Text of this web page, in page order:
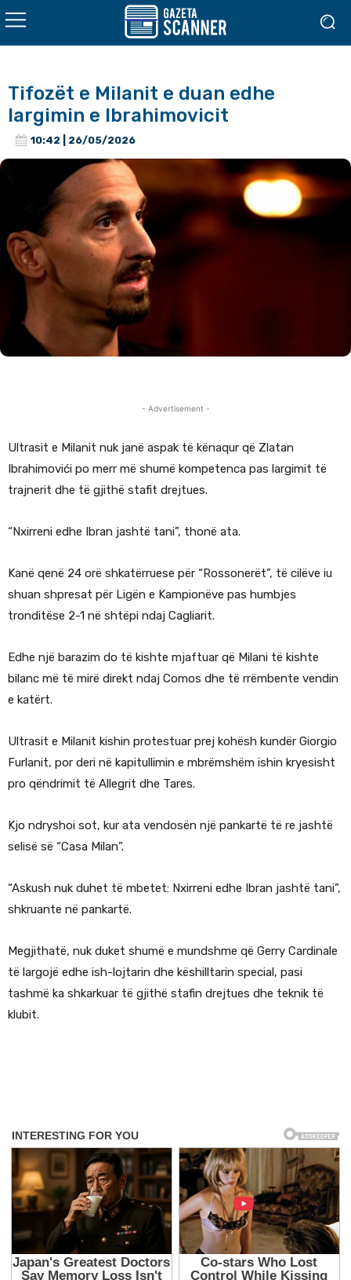
Tifozët e Milanit e duan edhe
largimin e Ibrahimovicit
10:42 | 26/05/2026
- Advertisement -
Ultrasit e Milanit nuk janë aspak të kënaqur që Zlatan
Ibrahimovići po merr më shumë kompetenca pas largimit të
trajnerit dhe të gjithë stafit drejtues.
“Nxirreni edhe Ibran jashtë tani”, thonë ata.
Kanë qenë 24 orë shkatërruese për “Rossonerët”, të cilëve iu
shuan shpresat për Ligën e Kampionëve pas humbjes
tronditëse 2-1 në shtëpi ndaj Cagliarit.
Edhe një barazim do të kishte mjaftuar që Milani të kishte
bilanc më të mirë direkt ndaj Comos dhe të rrëmbente vendin
e katërt.
Ultrasit e Milanit kishin protestuar prej kohësh kundër Giorgio
Furlanit, por deri në kapitullimin e mbrëmshëm ishin kryesisht
pro qëndrimit të Allegrit dhe Tares.
Kjo ndryshoi sot, kur ata vendosën një pankartë të re jashtë
selisë së “Casa Milan”.
“Askush nuk duhet të mbetet: Nxirreni edhe Ibran jashtë tani”,
shkruante në pankartë.
Megjithatë, nuk duket shumë e mundshme që Gerry Cardinale
të largojë edhe ish-lojtarin dhe këshilltarin special, pasi
tashmë ka shkarkuar të gjithë stafin drejtues dhe teknik të
klubit.